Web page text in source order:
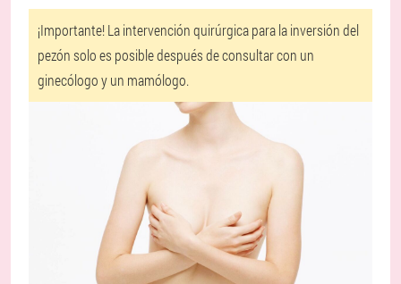
¡Importante! La intervención quirúrgica para la inversión del
pezón solo es posible después de consultar con un
ginecólogo y un mamólogo.